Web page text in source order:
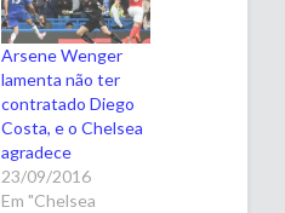
Arsene Wenger
lamenta não ter
contratado Diego
Costa, e o Chelsea
agradece
23/09/2016
Em "Chelsea